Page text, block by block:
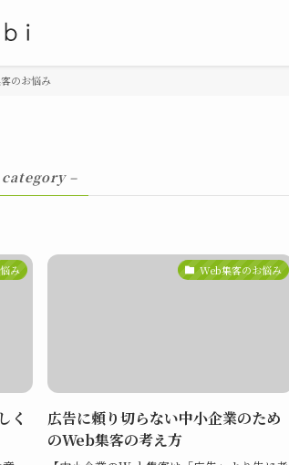
のお悩み
category –
み
く
Web集客のお悩み
広告に頼り切らない中小企業のため
のWeb集客の考え方